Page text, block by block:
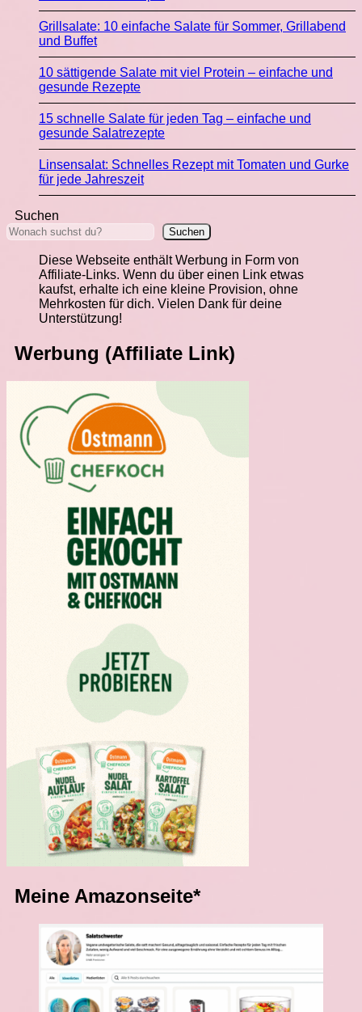
Grillsalate: 10 einfache Salate für Sommer, Grillabend
und Buffet
10 sättigende Salate mit viel Protein – einfache und
gesunde Rezepte
15 schnelle Salate für jeden Tag – einfache und
gesunde Salatrezepte
Linsensalat: Schnelles Rezept mit Tomaten und Gurke
für jede Jahreszeit
Suchen
Suchen
Diese Webseite enthält Werbung in Form von
Affiliate-Links. Wenn du über einen Link etwas
kaufst, erhalte ich eine kleine Provision, ohne
Mehrkosten für dich. Vielen Dank für deine
Unterstützung!
Werbung (Affiliate Link)
Meine Amazonseite*